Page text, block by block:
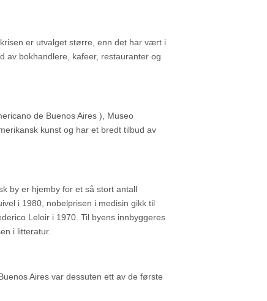
er utvalget større, enn det har vært i
av bokhandlere, kafeer, restauranter og
de Buenos Aires ), Museo
kunst og har et bredt tilbud av
by er hjemby for et så stort antall
i 1980, nobelprisen i medisin gikk til
Leloir i 1970. Til byens innbyggeres
i litteratur.
Aires var dessuten ett av de første